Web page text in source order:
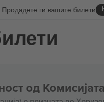
Продадете ги вашите билети
од